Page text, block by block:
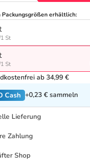
Packungsgrößen erhältlich:
St
St
ab 34,99 €
Cash +0,23 € sammeln
Lieferung
Zahlung
Shop